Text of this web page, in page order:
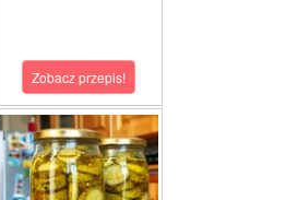
Zobacz przepis!